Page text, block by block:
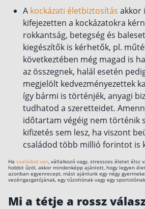
Gyermek
Babakötvény
Lakástakarék
Hitel
Vállalkozói hitel
Szabad
Lakáshitel
Babaváró hitel
Vagyonbiztosítások
A kockázati életbiztosítás akkor
kifejezetten a kockázatokra
rokkantság, betegség és
kiegészítők is kérhetők, pl.
következtében még magad is
az összegnek, halál esetén
megjelölt kedvezményezettek
így bármi is történjék, anyagi
tudhatod a szeretteidet.
időtartam végéig nem történik
kifizetés sem lesz, ha viszont
családod több millió forintot is
Ha családod van , vállalkozó vagy, stresszes életet élsz
hobbit űzöl, akkor mindenképp ajánlott, hogy legyen
azonban egyenrecept, mást ajánlunk egy négy
vezérigazgatójának, egy tűzoltónak vagy egy
Mi a tétje a rossz